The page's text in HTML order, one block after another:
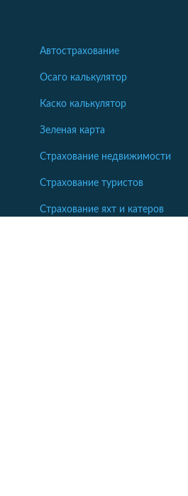
Автострахование
Осаго калькулятор
Каско калькулятор
Зеленая карта
Страхование недвижимости
Страхование туристов
Страхование яхт и катеров